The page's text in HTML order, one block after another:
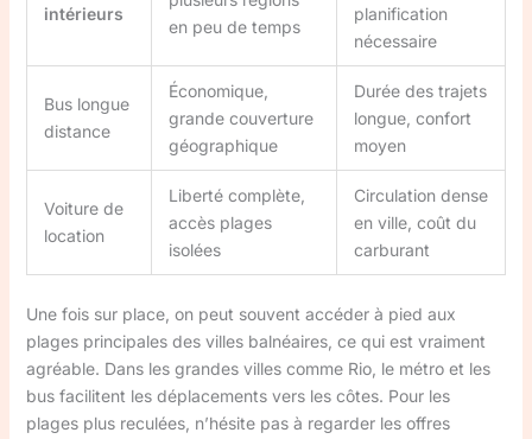
intérieurs
en peu de temps
planification
nécessaire
Bus longue
distance
Économique,
grande couverture
géographique
Durée des trajets
longue, confort
moyen
Voiture de
location
Liberté complète,
accès plages
isolées
Circulation dense
en ville, coût du
carburant
Une fois sur place, on peut souvent accéder à pied aux
plages principales des villes balnéaires, ce qui est vraiment
agréable. Dans les grandes villes comme Rio, le métro et les
bus facilitent les déplacements vers les côtes. Pour les
plages plus reculées, n’hésite pas à regarder les offres